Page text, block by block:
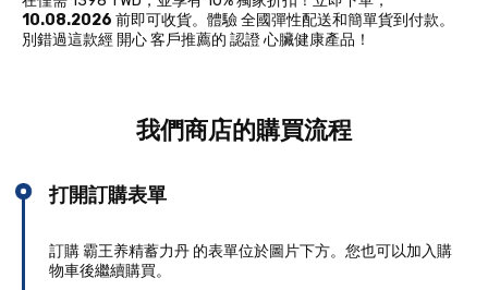
10.08.2026 前即可收貨。體驗 全國彈性配送和簡單貨到付款。
別錯過這款經 開心 客戶推薦的 認證 心臟健康產品！
我們商店的購買流程
打開訂購表單
訂購 霸王养精蓄力丹 的表單位於圖片下方。您也可以加入購
物車後繼續購買。